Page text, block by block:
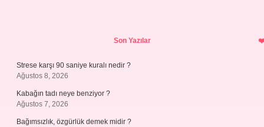
Son Yazılar
Strese karşı 90 saniye kuralı nedir ?
Ağustos 8, 2026
Kabağın tadı neye benziyor ?
Ağustos 7, 2026
Bağımsızlık, özgürlük demek midir ?